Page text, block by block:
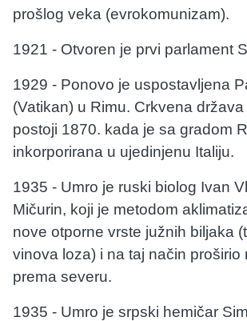
prošlog veka (evrokomunizam).
1921 - Otvoren je prvi parlament
1929 - Ponovo je uspostavljena
(Vatikan) u Rimu. Crkvena
postoji 1870. kada je sa gradom
inkorporirana u ujedinjenu Italiju.
1935 - Umro je ruski biolog Ivan
Mičurin, koji je metodom
nove otporne vrste južnih biljaka
vinova loza) i na taj način proširio
prema severu.
1935 - Umro je srpski hemičar